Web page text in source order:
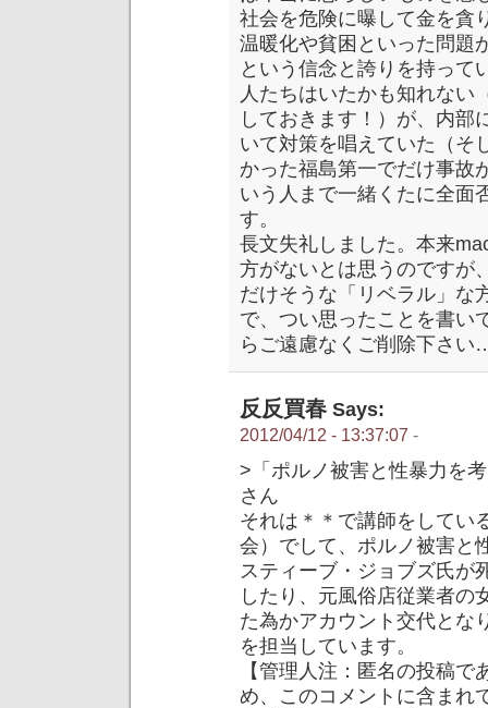
社会を危険に曝して金を貪
温暖化や貧困といった問題
という信念と誇りを持って
人たちはいたかも知れない
しておきます！）が、内部
いて対策を唱えていた（そ
かった福島第一でだけ事故
いう人まで一緒くたに全面
す。
長文失礼しました。本来
方がないとは思うのですが
だけそうな「リベラル」な
で、つい思ったことを書い
らご遠慮なくご削除下さい
反反買春 Says:
2012/04/12 - 13:37:07 -
>「ポルノ被害と性暴力を
さん
それは＊＊で講師をしてい
会）でして、ポルノ被害と
スティーブ・ジョブズ氏が
したり、元風俗店従業者の
た為かアカウント交代とな
を担当しています。
【管理人注：匿名の投稿
め、このコメントに含まれ